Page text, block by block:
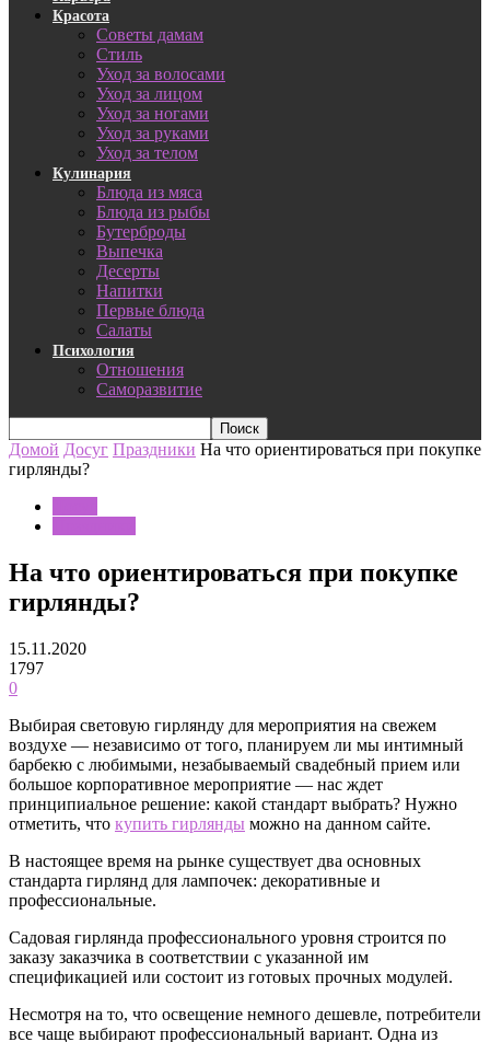
Красота
Советы дамам
Стиль
Уход за волосами
Уход за лицом
Уход за ногами
Уход за руками
Уход за телом
Кулинария
Блюда из мяса
Блюда из рыбы
Бутерброды
Выпечка
Десерты
Напитки
Первые блюда
Салаты
Психология
Отношения
Саморазвитие
Домой Досуг Праздники На что ориентироваться при покупке
гирлянды?
На что ориентироваться при покупке
гирлянды?
15.11.2020
1797
0
Выбирая световую гирлянду для мероприятия на свежем
воздухе — независимо от того, планируем ли мы интимный
барбекю с любимыми, незабываемый свадебный прием или
большое корпоративное мероприятие — нас ждет
принципиальное решение: какой стандарт выбрать? Нужно
отметить, что купить гирлянды можно на данном сайте.
В настоящее время на рынке существует два основных
стандарта гирлянд для лампочек: декоративные и
профессиональные.
Садовая гирлянда профессионального уровня строится по
заказу заказчика в соответствии с указанной им
спецификацией или состоит из готовых прочных модулей.
Несмотря на то, что освещение немного дешевле, потребители
все чаще выбирают профессиональный вариант. Одна из